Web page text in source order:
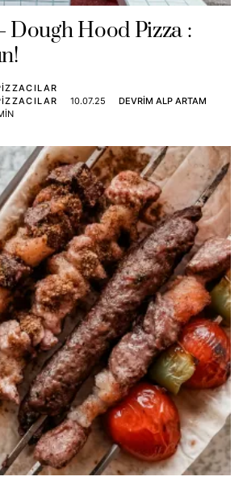
Dough Hood Pizza :
10.07.25
DEVRIM ALP ARTAM